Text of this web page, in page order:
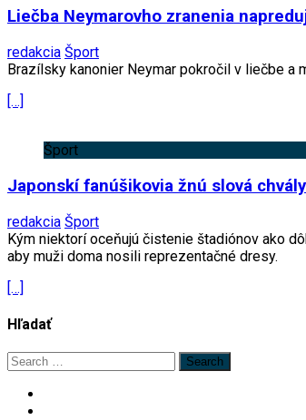
Liečba Neymarovho zranenia
redakcia Šport
Brazílsky kanonier Neymar pokročil v liečbe a
[…]
Šport
Japonskí fanúšikovia žnú slová
redakcia Šport
Kým niektorí oceňujú čistenie štadiónov ako
aby muži doma nosili reprezentačné dresy.
[…]
Hľadať
Search
for: